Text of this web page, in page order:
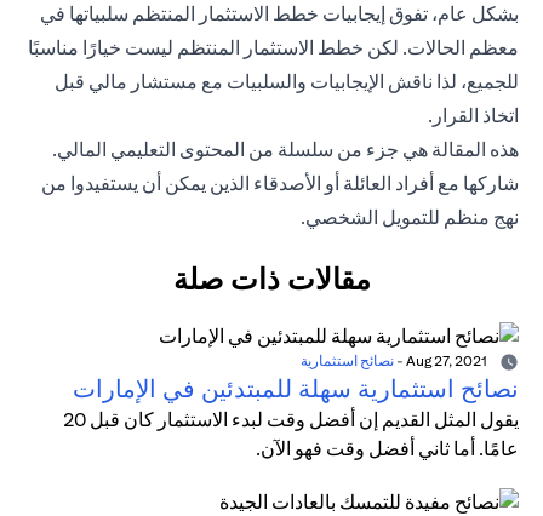
بشكل عام، تفوق إيجابيات خطط الاستثمار المنتظم سلبياتها في
معظم الحالات. لكن خطط الاستثمار المنتظم ليست خيارًا مناسبًا
للجميع، لذا ناقش الإيجابيات والسلبيات مع مستشار مالي قبل
اتخاذ القرار.
هذه المقالة هي جزء من سلسلة من المحتوى التعليمي المالي.
شاركها مع أفراد العائلة أو الأصدقاء الذين يمكن أن يستفيدوا من
نهج منظم للتمويل الشخصي.
مقالات ذات صلة
- نصائح استثمارية
نصائح استثمارية سهلة للمبتدئين في الإمارات
يقول المثل القديم إن أفضل وقت لبدء الاستثمار كان قبل 20
عامًا. أما ثاني أفضل وقت فهو الآن.